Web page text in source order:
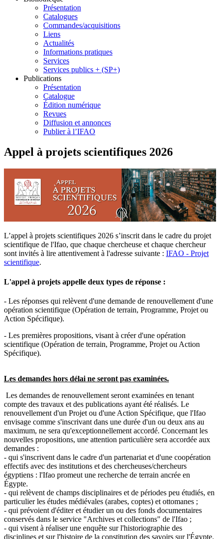
Présentation
Catalogues
Commandes/acquisitions
Liens
Actualités
Informations pratiques
Services
Services publics + (SP+)
Publications
Présentation
Catalogue
Édition numérique
Revues
Diffusion et annonces
Publier à l’IFAO
Appel à projets scientifiques 2026
L’appel à projets scientifiques 2026 s’inscrit dans le cadre du projet
scientifique de l'Ifao, que chaque chercheuse et chaque chercheur
sont invités à lire attentivement à l'adresse suivante : IFAO - Projet
scientifique.
L'appel à projets appelle deux types de réponse :
- Les réponses qui relèvent d'une demande de renouvellement d'une
opération scientifique (Opération de terrain, Programme, Projet ou
Action Spécifique).
- Les premières propositions, visant à créer d'une opération
scientifique (Opération de terrain, Programme, Projet ou Action
Spécifique).
Les demandes hors délai ne seront pas examinées.
Les demandes de renouvellement seront examinées en tenant
compte des travaux et des publications ayant été réalisés. Le
renouvellement d'un Projet ou d'une Action Spécifique, que l'Ifao
envisage comme s'inscrivant dans une durée d'un ou deux ans au
maximum, ne sera qu'exceptionnellement accordé. Concernant les
nouvelles propositions, une attention particulière sera accordée aux
demandes :
- qui s'inscrivent dans le cadre d'un partenariat et d'une coopération
effectifs avec des institutions et des chercheuses/chercheurs
égyptiens : l'Ifao promeut une recherche de terrain ancrée en
Égypte.
- qui relèvent de champs disciplinaires et de périodes peu étudiés, en
particulier les études médiévales (arabes, coptes) et ottomanes ;
- qui prévoient d'éditer et étudier un ou des fonds documentaires
conservés dans le service "Archives et collections" de l'Ifao ;
- qui visent à réaliser une enquête sur l'historiographie des
disciplines et sur l'histoire de la constitution des savoirs sur l'Égypte.